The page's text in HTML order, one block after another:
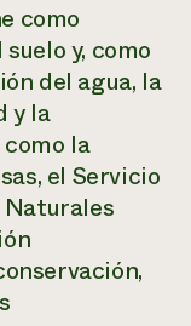
como
y, como
del agua, la
y la
la
el Servicio
Naturales